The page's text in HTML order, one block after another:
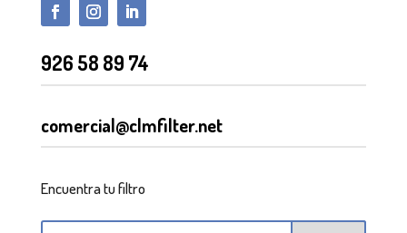
926 58 89 74
comercial@clmfilter.net
Encuentra tu filtro